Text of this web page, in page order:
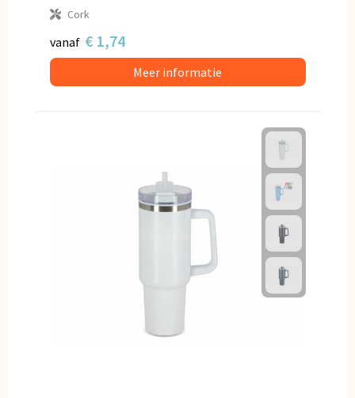
Cork
vanaf € 1,74
Meer informatie